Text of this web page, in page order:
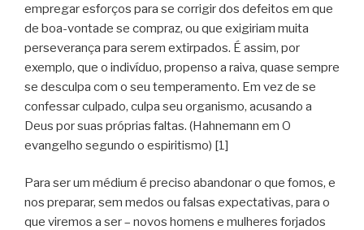
empregar esforços para se corrigir dos defeitos em que
de boa-vontade se compraz, ou que exigiriam muita
perseverança para serem extirpados. É assim, por
exemplo, que o indivíduo, propenso a raiva, quase sempre
se desculpa com o seu temperamento. Em vez de se
confessar culpado, culpa seu organismo, acusando a
Deus por suas próprias faltas. (Hahnemann em O
evangelho segundo o espiritismo) [1]
Para ser um médium é preciso abandonar o que fomos, e
nos preparar, sem medos ou falsas expectativas, para o
que viremos a ser – novos homens e mulheres forjados